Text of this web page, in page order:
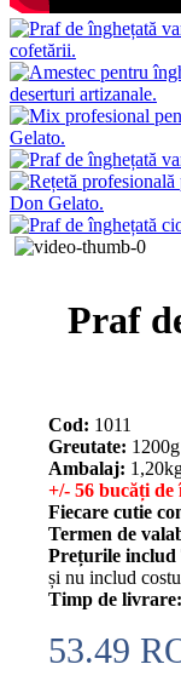
Praf
Cod: 1011
Greutate:
Ambalaj:
+/- 56 bucăți de
Fiecare cutie
Termen de
Prețurile includ
și nu includ
Timp de
53.49